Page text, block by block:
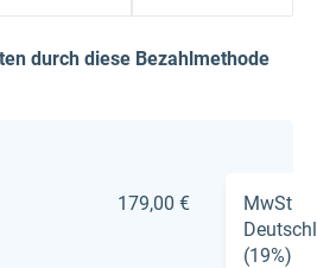
durch diese Bezahlmethode
179,00 €
MwSt
(19%)